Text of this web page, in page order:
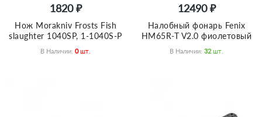
1820 ₽
Нож Morakniv Frosts Fish
slaughter 1040SP, 1-1040S-Р
В Наличии: 0 Шт.
12490 ₽
Налобный фонарь Fenix
HM65R-T V2.0 фиолетовый
В Наличии: 32 Шт.